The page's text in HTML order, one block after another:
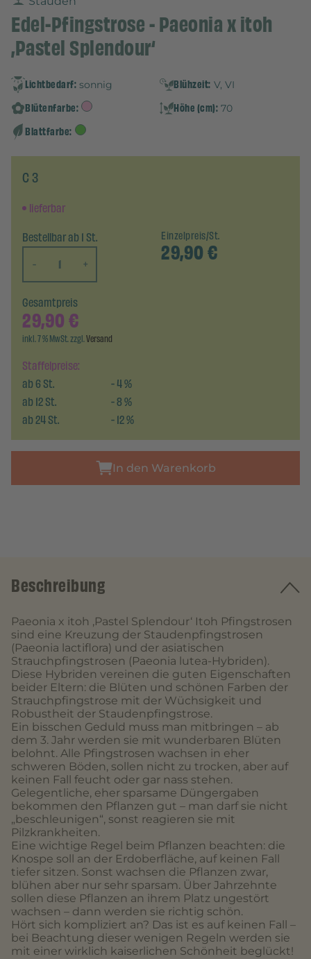
Edel-Pfingstrose - Paeonia x itoh
‚Pastel Splendour‘
Lichtbedarf: sonnig Blühzeit: V, VI
Blütenfarbe: Höhe (cm): 70
Blattfarbe:
C 3
lieferbar
Bestellbar ab 1 St.
-
+
Einzelpreis/St.
29,90€
Staffelpreise:
ab6St. -4%
ab12St. -8%
ab24St. -12%
Gesamtpreis
29,90€
inkl. 7 % MwSt. zzgl.Versand
In den Warenkorb
Beschreibung
Paeonia x itoh ‚Pastel Splendour‘ Itoh Pfingstrosen
sind eine Kreuzung der Staudenpfingstrosen
(Paeonia lactiflora) und der asiatischen
Strauchpfingstrosen (Paeonia lutea-Hybriden).
Diese Hybriden vereinen die guten Eigenschaften
beider Eltern: die Blüten und schönen Farben der
Strauchpfingstrose mit der Wüchsigkeit und
Robustheit der Staudenpfingstrose.
Ein bisschen Geduld muss man mitbringen – ab
dem 3. Jahr werden sie mit wunderbaren Blüten
belohnt. Alle Pfingstrosen wachsen in eher
schweren Böden, sollen nicht zu trocken, aber auf
keinen Fall feucht oder gar nass stehen.
Gelegentliche, eher sparsame Düngergaben
bekommen den Pflanzen gut – man darf sie nicht
„beschleunigen“, sonst reagieren sie mit
Pilzkrankheiten.
Eine wichtige Regel beim Pflanzen beachten: die
Knospe soll an der Erdoberfläche, auf keinen Fall
tiefer sitzen. Sonst wachsen die Pflanzen zwar,
blühen aber nur sehr sparsam. Über Jahrzehnte
sollen diese Pflanzen an ihrem Platz ungestört
wachsen – dann werden sie richtig schön.
Hört sich kompliziert an? Das ist es auf keinen Fall –
bei Beachtung dieser wenigen Regeln werden sie
mit einer wirklich kaiserlichen Schönheit beglückt!